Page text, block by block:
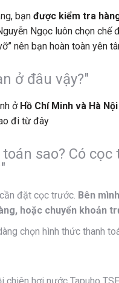
bạn được kiểm tra
Ngọc luôn chọn chế
nên bạn hoàn toàn yên
ở đâu vậy?"
ởHồ Chí Minh và Hà
đi từ đây
sao? Có cọc
đặt cọc trước. Bên
hoặc chuyển khoản
chọn hình thức thanh